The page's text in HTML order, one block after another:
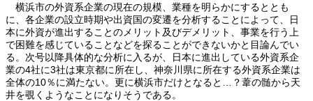
横浜市の外資系企業の現在の規模、業種を明らかにするととも
に、各企業の設立時期や出資国の変遷を分析することによって、日
本に外資が進出することのメリット及びデメリット、事業を行う上
で困難を感じていることなどを探ることができないかと目論んでい
る。次号以降具体的な分析に入るが、日本に進出している外資系企
業の4社に3社は東京都に所在し、神奈川県に所在する外資系企業は
全体の10％に満たない。更に横浜市だけとなると…？葦の髄から天
井を覗くようなことになりそうである。